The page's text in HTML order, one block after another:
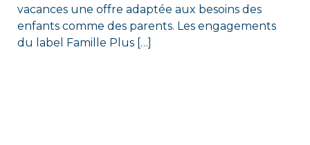
vacances une offre adaptée aux besoins des
enfants comme des parents. Les engagements
du label Famille Plus […]